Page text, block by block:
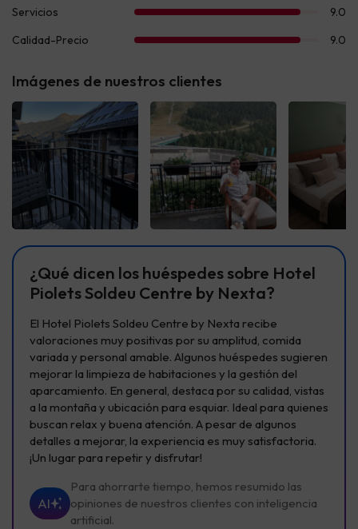
Imágenes de nuestros clientes
¿Qué dicen los huéspedes sobre Hotel
Piolets Soldeu Centre by Nexta?
El Hotel Piolets Soldeu Centre by Nexta recibe
valoraciones muy positivas por su amplitud, comida
variada y personal amable. Algunos huéspedes sugieren
mejorar la limpieza de habitaciones y la gestión del
aparcamiento. En general, destaca por su calidad, vistas
a la montaña y ubicación para esquiar. Ideal para quienes
buscan relax y buena atención. A pesar de algunos
detalles a mejorar, la experiencia es muy satisfactoria.
¡Un lugar para repetir y disfrutar!
AI
Para ahorrarte tiempo, hemos resumido las
opiniones de nuestros clientes con inteligencia
artificial.